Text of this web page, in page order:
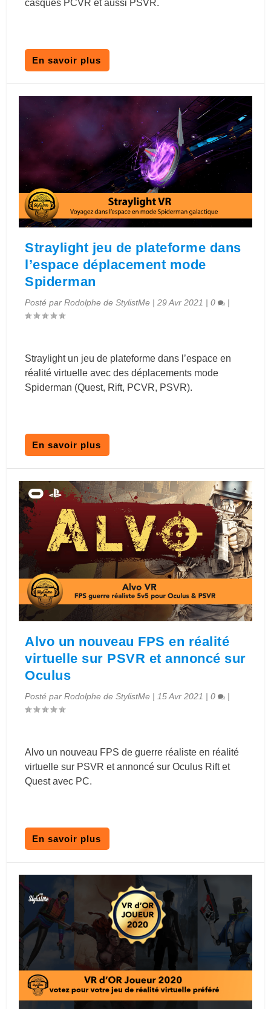
casques PCVR et aussi PSVR.
En savoir plus
Straylight jeu de plateforme dans
l’espace déplacement mode
Spiderman
Posté parRodolphe de StylistMe |29 Avr 2021 |0 |
Straylight un jeu de plateforme dans l’espace en
réalité virtuelle avec des déplacements mode
Spiderman (Quest, Rift, PCVR, PSVR).
En savoir plus
Alvo un nouveau FPS en réalité
virtuelle sur PSVR et annoncé sur
Oculus
Posté parRodolphe de StylistMe | 15 Avr 2021 |0 |
Alvo un nouveau FPS de guerre réaliste en réalité
virtuelle sur PSVR et annoncé sur Oculus Rift et
Quest avec PC.
En savoir plus